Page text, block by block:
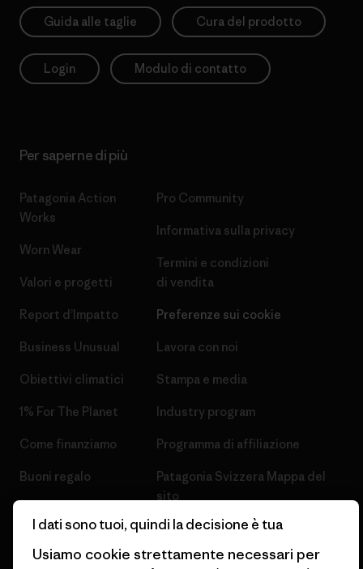
Guida alle taglie Cura del prodotto
Login Modulo di contatto
Per saperne di più
Patagonia Action
Works
Worn Wear
Valori e progetti
Report d’Impatto
Business Unusual
Obiettivi climatici
1% For The Planet
Come finanziamo
Buoni regalo
Pro Community
Informativa sulla privacy
Termini e condizioni
di vendita
Preferenze sui cookie
Lavora con noi
Stampa e media
Industry program
Programma di affiliazione
Patagonia Svizzera Mappa del
sito
I dati sono tuoi, quindi la decisione è tua
Usiamo cookie strettamente necessari per